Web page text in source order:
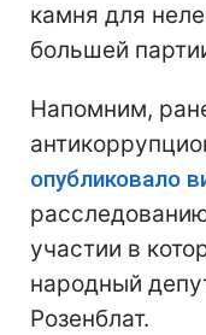
камня для
большей
Напомним,
опубликовало
участии в
народный
Розенблат.